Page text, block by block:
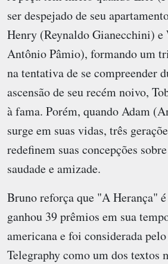
ser despejado de seu
Henry (Reynaldo Gianecchini)
Antônio Pâmio), formando um
na tentativa de se compreender
ascensão de seu recém noivo,
à fama. Porém, quando Adam
surge em suas vidas, três
redefinem suas concepções
saudade e amizade.
Bruno reforça que "A Herança" é
ganhou 39 prêmios em sua
americana e foi considerada
Telegraphy como um dos textos